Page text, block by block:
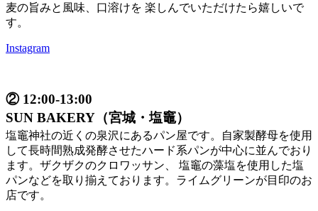
麦の旨みと風味、口溶けを 楽しんでいただけたら嬉しいで
す。
Instagram
② 12:00-13:00
SUN BAKERY（宮城・塩竈）
塩竈神社の近くの泉沢にあるパン屋です。自家製酵母を使用
して長時間熟成発酵させたハード系パンが中心に並んでおり
ます。ザクザクのクロワッサン、 塩竈の藻塩を使用した塩
パンなどを取り揃えております。ライムグリーンが目印のお
店です。